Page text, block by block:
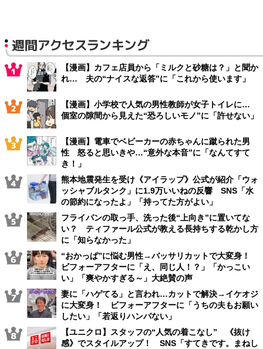
週間アクセスランキング
【漫画】カフェ店員から「ミルクと砂糖は？」と聞か
れ… 夫の“ナイスな返答”に「これから使います」
【漫画】小学校で人気の男性教師が女子トイレに…
個室の隙間から見えた“恐ろしいモノ”に「許せない」
【漫画】電車でベビーカーの赤ちゃんに蹴られた男
性 怒ると思いきや…“意外な本音”に「なんてすて
き！」
熊本地震発生を受け《アイラップ》公式が紹介「ウォ
ッシャブルタンク」に1.9万いいねの反響 SNS「水
の節約になったよ」「持ってた方がよい」
フライパンの取っ手、洗った後“上向き”に置いてな
い？ ティファール公式が教える長持ちする乾かし方
に「知らなかった」
“おかっぱ”に悩む男性→バッサリカットで大変身！
ビフォーアフターに「え、同じ人！？」「かっこい
い」「爽やかすぎる～」大絶賛の声
妻に「ハゲてる」と言われ…カットで解決→イケオジ
に大変身！ ビフォーアフターに「うちの夫もお願い
したい」「若返りハンパない」
【ユニクロ】スタッフの“人気の着こなし” 《抜け
感》でスタイルアップ！ SNS「すてきです。まねし